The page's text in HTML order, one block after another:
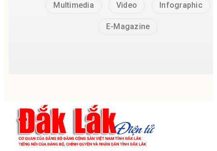
Multimedia Video Infographic
E-Magazine